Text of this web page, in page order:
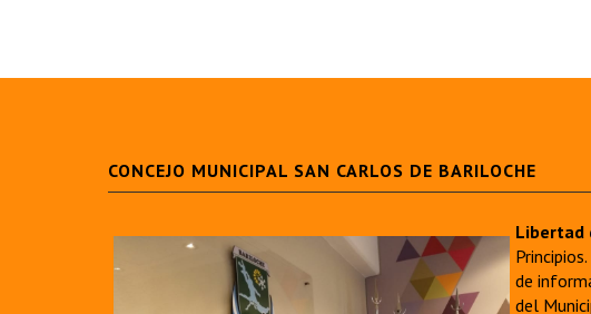
CONCEJO MUNICIPAL SAN CARLOS DE BARILOCHE
Libertad
de
del